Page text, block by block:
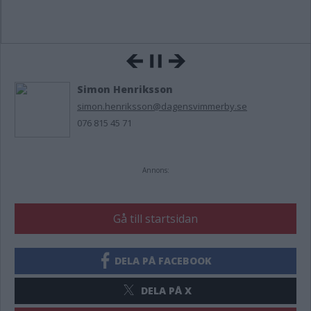
Simon Henriksson
simon.henriksson@dagensvimmerby.se
076 815 45 71
Annons:
Gå till startsidan
DELA PÅ FACEBOOK
DELA PÅ X